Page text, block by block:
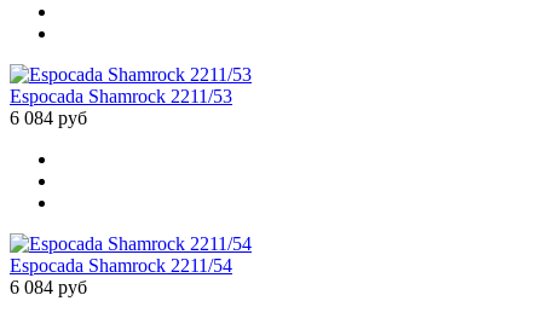
Espocada Shamrock 2211/53
6 084 руб
Espocada Shamrock 2211/54
6 084 руб